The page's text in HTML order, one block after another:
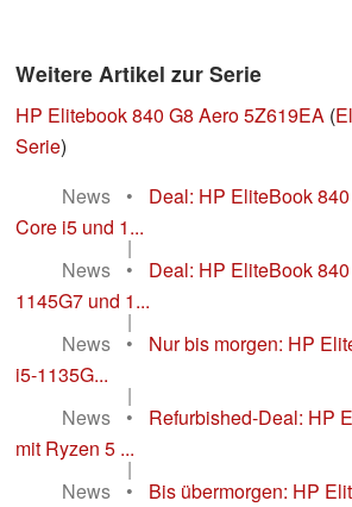
Weitere Artikel zur Serie
HP Elitebook 840 G8 Aero 5Z619EA (
Serie)
News
•
Deal: HP EliteBook
Core i5 und 1...
|
News
•
Deal: HP EliteBook
1145G7 und 1...
|
News
•
Nur bis morgen: HP
i5-1135G...
|
News
•
Refurbished-Deal: HP
mit Ryzen 5 ...
|
News
•
Bis übermorgen: HP